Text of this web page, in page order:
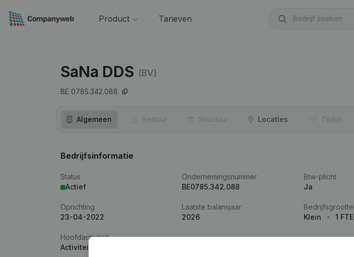
Product Tarieven
SaNa DDS (BV)
BE 0785.342.088
Algemeen Bestuur Structuur Locaties Tijdlijn
Bedrijfsinformatie
Status
Actief
Ondernemingsnummer
BE0785.342.088
Btw-plicht
Ja
Oprichting
23-04-2022
Laatste balansjaar
2026
Bedrijfsgrootte
Klein
1 FTE
Hoofdactiviteit
Activiteiten van tandartspraktijken